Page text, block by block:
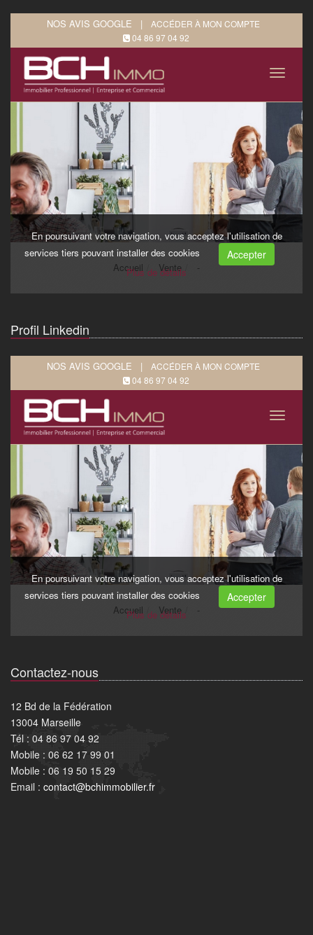
Profil Linkedin
Contactez-nous
12 Bd de la Fédération
13004 Marseille
Tél : 04 86 97 04 92
Mobile : 06 62 17 99 01
Mobile : 06 19 50 15 29
Email : contact@bchimmobilier.fr